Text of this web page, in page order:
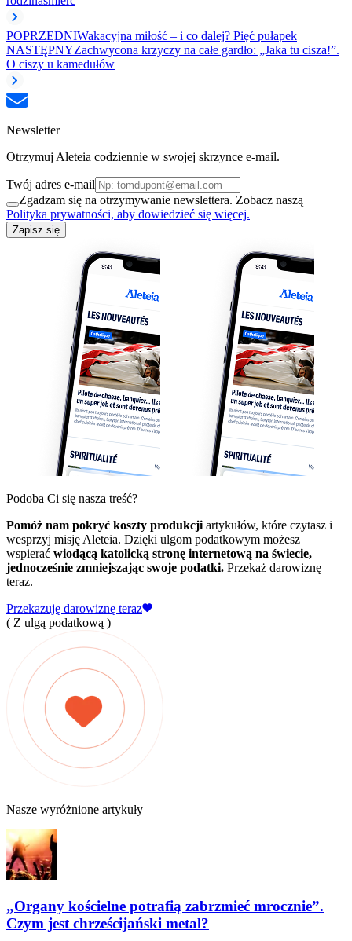
POPRZEDNIWakacyjna miłość – i co dalej? Pięć pułapek
NASTĘPNYZachwycona krzyczy na całe gardło: „Jaka tu cisza!”.
O ciszy u kamedułów
Newsletter
Otrzymuj Aleteia codziennie w swojej skrzynce e-mail.
Twój adres e-mail
Zgadzam się na otrzymywanie newslettera. Zobacz naszą
Polityka prywatności, aby dowiedzieć się więcej.
Zapisz się
Podoba Ci się nasza treść?
Pomóż nam pokryć koszty produkcji artykułów, które czytasz i
wesprzyj misję Aleteia. Dzięki ulgom podatkowym możesz
wspierać wiodącą katolicką stronę internetową na świecie,
jednocześnie zmniejszając swoje podatki. Przekaż darowiznę
teraz.
Przekazuję darowiznę teraz
( Z ulgą podatkową )
Nasze wyróżnione artykuły
„Organy kościelne potrafią zabrzmieć mrocznie”.
Czym jest chrześcijański metal?